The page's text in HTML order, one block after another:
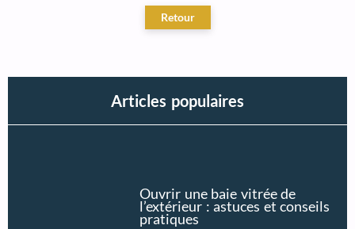
Articles populaires
Ouvrir une baie vitrée de
l’extérieur : astuces et conseils
pratiques